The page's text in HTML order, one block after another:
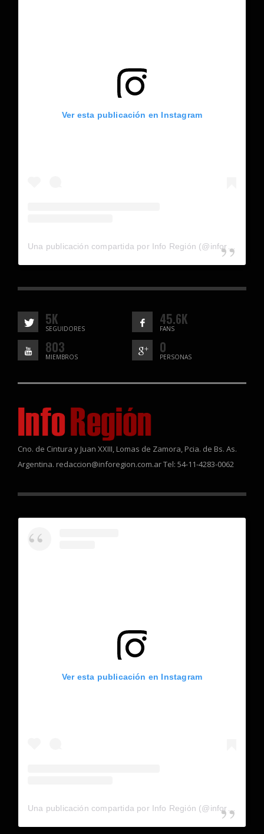
Ver esta publicación en Instagram
5K
SEGUIDORES
45.6K
FANS
803
MIEMBROS
0
PERSONAS
Cno. de Cintura y Juan XXIII, Lomas de Zamora, Pcia. de Bs. As.
Argentina. redaccion@inforegion.com.ar Tel: 54-11-4283-0062
Ver esta publicación en Instagram